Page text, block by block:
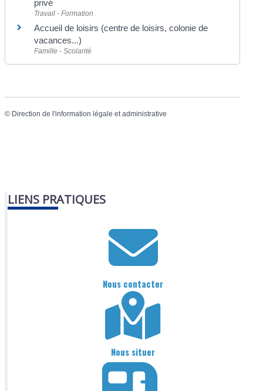
privé
Travail - Formation
Accueil de loisirs (centre de loisirs, colonie de
vacances...)
Famille - Scolarité
© Direction de l'information légale et administrative
LIENS PRATIQUES
Nous contacter
Nous situer